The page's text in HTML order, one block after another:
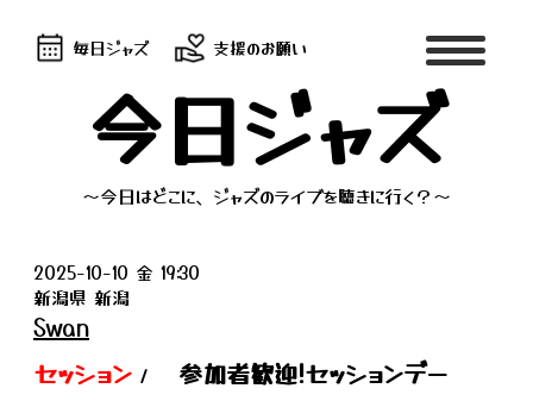
毎日ジャズ 支援のお願い
今日ジャズ
～今日はどこに、ジャズのライブを聴きに行く？～
2025-10-10 金 19:30
新潟県 新潟
Swan
セッション / 参加者歓迎!セッションデー